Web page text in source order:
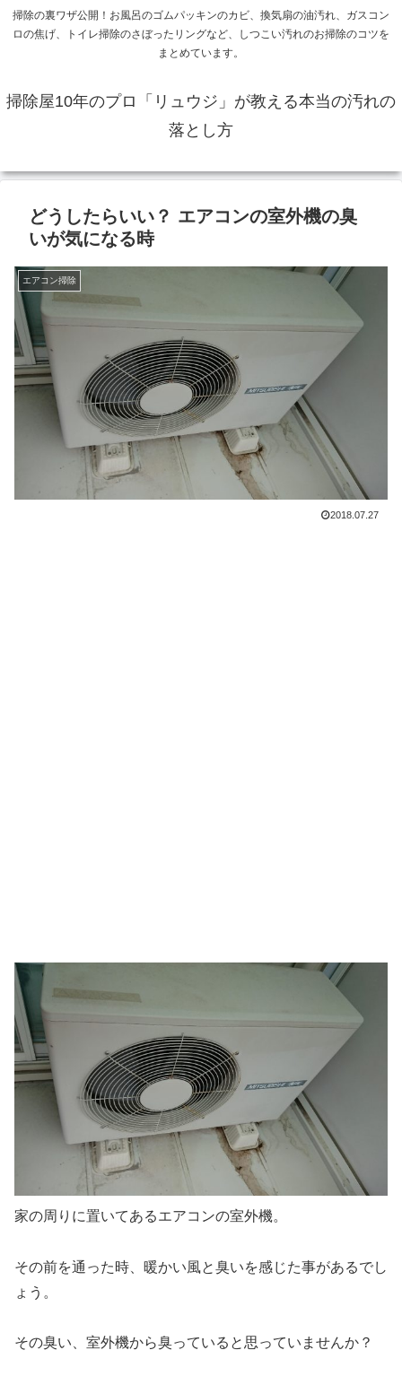
掃除の裏ワザ公開！お風呂のゴムパッキンのカビ、換気扇の油汚れ、ガスコン
ロの焦げ、トイレ掃除のさぼったリングなど、しつこい汚れのお掃除のコツを
まとめています。
掃除屋10年のプロ「リュウジ」が教える本当の汚れの
落とし方
どうしたらいい？ エアコンの室外機の臭
いが気になる時
エアコン掃除
2018.07.27
家の周りに置いてあるエアコンの室外機。
その前を通った時、暖かい風と臭いを感じた事があるでし
ょう。
その臭い、室外機から臭っていると思っていませんか？